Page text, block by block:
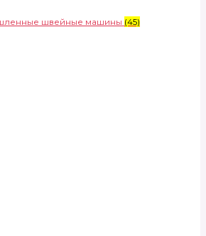
швейные машины (45)